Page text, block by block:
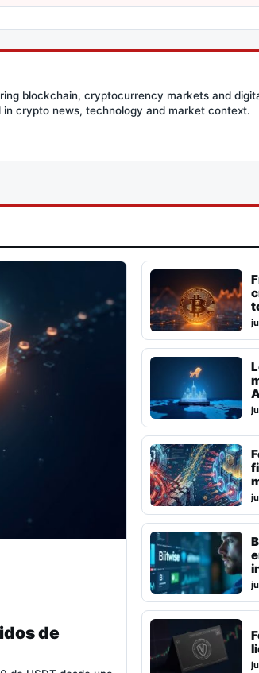
blockchain, cryptocurrency markets and
crypto news, technology and market context.
de